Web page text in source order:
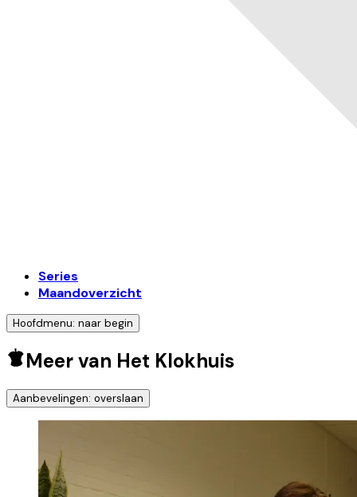
Series
Maandoverzicht
Hoofdmenu: naar begin
Meer van Het Klokhuis
Aanbevelingen: overslaan